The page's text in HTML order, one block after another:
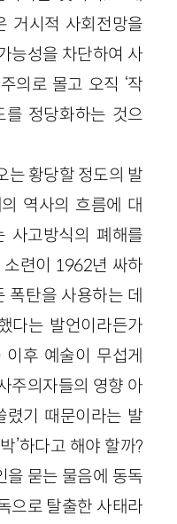
거시적 사회전망을
능성을 차단하여 사
의로 몰고 오직 ‘작
를 정당화하는 것으
는 황당할 정도의 발
역사의 흐름에 대
사고방식의 폐해를
련이 1962년 싸하
폭탄을 사용하는 데
다는 발언이라든가
후 예술이 무섭게
주의자들의 영향 아
렸기 때문이라는 발
’하다고 해야 할까?
을 묻는 물음에 동독
으로 탈출한 사태라